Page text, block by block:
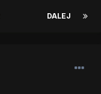
DALEJ